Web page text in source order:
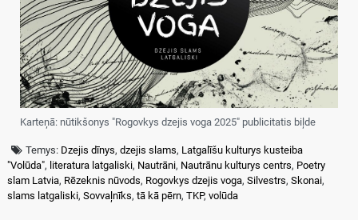
Karteņā: nūtikšonys "Rogovkys dzejis voga 2025" publicitatis biļde
Temys: Dzejis dīnys,dzejis slams, Latgalīšu kulturys kusteiba
"Volūda", literatura latgaliski, Nautrāni, Nautrānu kulturys centrs, Poetry
slam Latvia, Rēzeknis nūvods, Rogovkys dzejis voga, Silvestrs, Skonai,
slams latgaliski, Sovvaļnīks, tā kā pērn, TKP, volūda